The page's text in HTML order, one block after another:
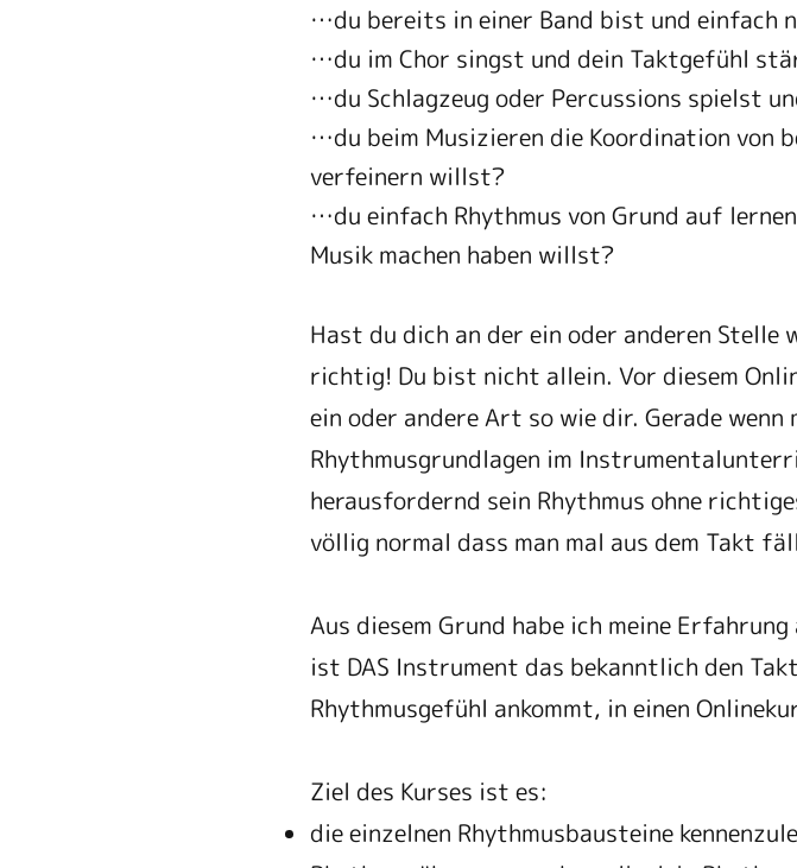
…du bereits in einer Band bist und einfach
…du im Chor singst und dein Taktgefühl
…du Schlagzeug oder Percussions spielst
…du beim Musizieren die Koordination von
verfeinern willst?
…du einfach Rhythmus von Grund auf
Musik machen haben willst?
Hast du dich an der ein oder anderen Stelle
richtig! Du bist nicht allein. Vor diesem
ein oder andere Art so wie dir. Gerade
Rhythmusgrundlagen im
herausfordernd sein Rhythmus ohne
völlig normal dass man mal aus dem Takt
Aus diesem Grund habe ich meine
ist DAS Instrument das bekanntlich den
Rhythmusgefühl ankommt, in einen
Ziel des Kurses ist es:
die einzelnen Rhythmusbausteine